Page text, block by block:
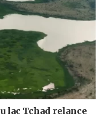
lac Tchad relance